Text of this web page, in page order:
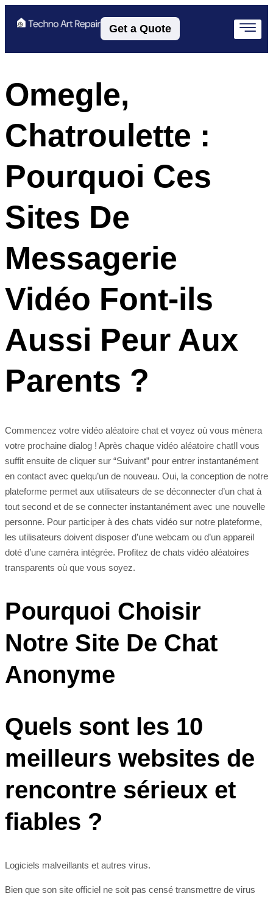
Get a Quote
Omegle,
Chatroulette :
Pourquoi Ces
Sites De
Messagerie
Vidéo Font-ils
Aussi Peur Aux
Parents ?
Commencez votre vidéo aléatoire chat et voyez où vous mènera
votre prochaine dialog ! Après chaque vidéo aléatoire chatIl vous
suffit ensuite de cliquer sur “Suivant” pour entrer instantanément
en contact avec quelqu’un de nouveau. Oui, la conception de notre
plateforme permet aux utilisateurs de se déconnecter d’un chat à
tout second et de se connecter instantanément avec une nouvelle
personne. Pour participer à des chats vidéo sur notre plateforme,
les utilisateurs doivent disposer d’une webcam ou d’un appareil
doté d’une caméra intégrée. Profitez de chats vidéo aléatoires
transparents où que vous soyez.
Pourquoi Choisir
Notre Site De Chat
Anonyme
Quels sont les 10
meilleurs websites de
rencontre sérieux et
fiables ?
Logiciels malveillants et autres virus.
Bien que son site officiel ne soit pas censé transmettre de virus